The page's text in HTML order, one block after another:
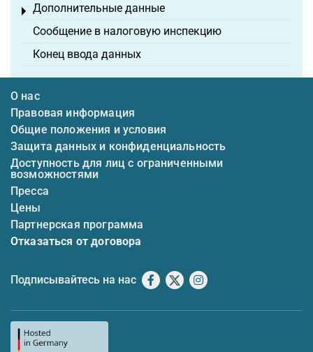
Дополнительные данные
Toggle menu
Сообщение в налоговую инспекцию
Конец ввода данных
О нас
Правовая информация
Общие положения и условия
Защита данных и конфиденциальность
Доступность для лиц с ограниченными
возможностями
Пресса
Цены
Партнерская программа
Отказаться от договора
Подписывайтесь на нас Facebook
X Instagram